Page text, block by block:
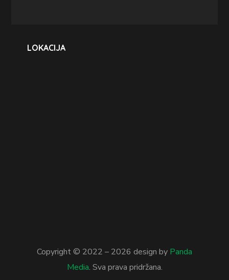
LOKACIJA
Copyright © 2022 – 2026 design by Panda
Media. Sva prava pridržana.